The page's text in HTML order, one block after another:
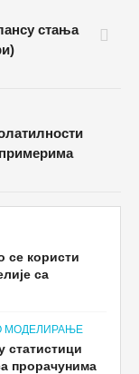
стања
се користи
са
МОДЕЛИРАЊЕ
статистици
прорачунима